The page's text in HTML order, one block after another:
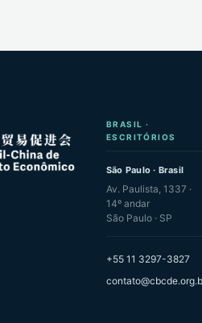
BRASIL ·
ESCRITÓRIOS
São Paulo · Brasil
Av. Paulista, 1337 ·
14º andar
São Paulo · SP
+55 11 3297-3827